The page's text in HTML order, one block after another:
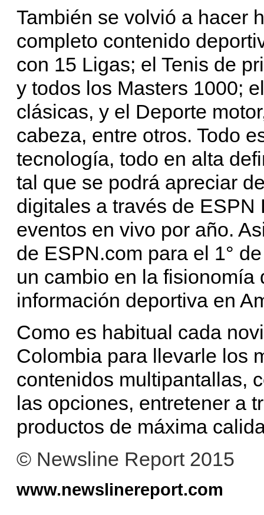
También se volvió a hacer
completo contenido
con 15 Ligas; el Tenis de
y todos los Masters 1000;
clásicas, y el Deporte
cabeza, entre otros. Todo
tecnología, todo en alta
tal que se podrá apreciar
digitales a través de ESPN
eventos en vivo por año.
de ESPN.com para el 1°
un cambio en la
información deportiva en
Como es habitual cada
Colombia para llevarle los
contenidos multipantallas,
las opciones, entretener a
productos de máxima
© Newsline Report 2015
www.newslinereport.com